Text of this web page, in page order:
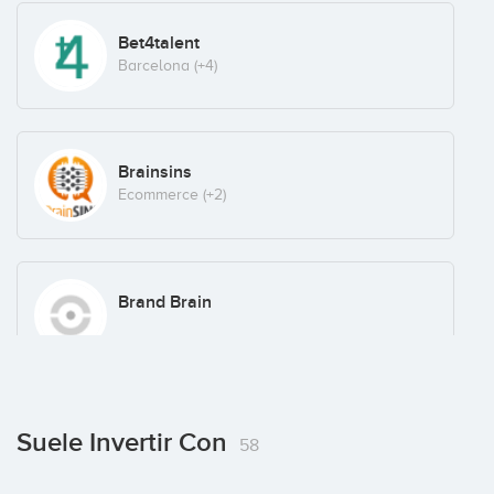
Bet4talent
Barcelona (+4)
Brainsins
Ecommerce (+2)
Brand Brain
Captio
Catalonia (+3)
Suele Invertir Con 58